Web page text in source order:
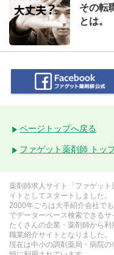
その転
とは。
ページトップへ戻る
ファゲット薬剤師 トッ
薬剤師求人サイト「ファゲッ
イトとしてスタートしました。
2000年ごろは大手紹介会社で
でデーターベース検索できるサ
たくさんの企業・薬剤師から
職業紹介サイトとなりました。
現在は中小の調剤薬局・病院